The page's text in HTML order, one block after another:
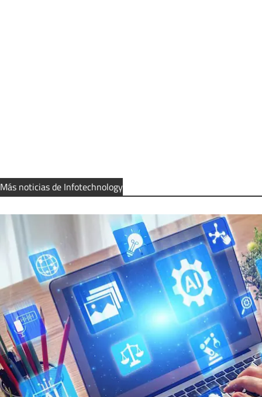
Más noticias de Infotechnology